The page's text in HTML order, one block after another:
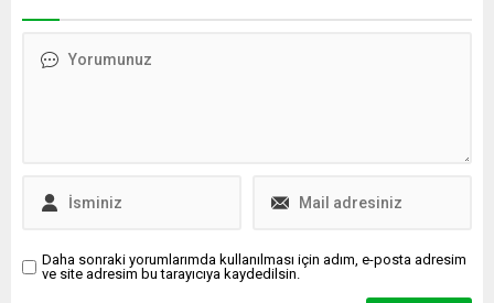
Daha sonraki yorumlarımda kullanılması için adım, e-posta adresim
ve site adresim bu tarayıcıya kaydedilsin.